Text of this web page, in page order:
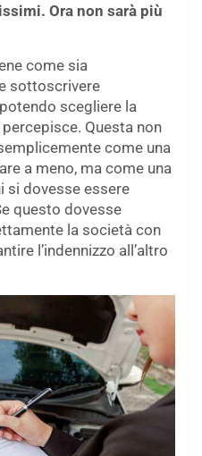
Ora non sarà più
come sia
sottoscrivere
scegliere la
Questa non
come una
a meno, ma come una
si dovesse essere
questo dovesse
la società con
l’indennizzo all’altro